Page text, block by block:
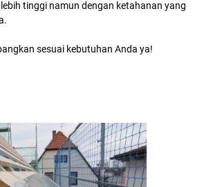
tinggi namun dengan ketahanan yang
sesuai kebutuhan Anda ya!